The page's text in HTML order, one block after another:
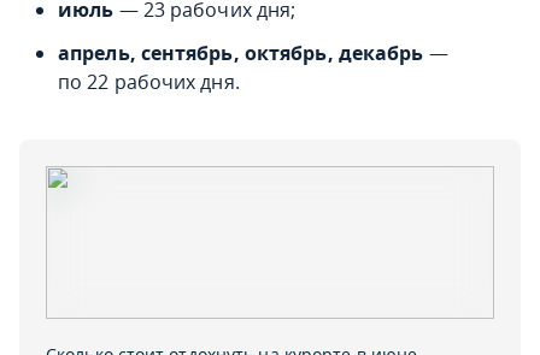
июль — 23 рабочих дня;
апрель, сентябрь, октябрь, декабрь —
по 22 рабочих дня.